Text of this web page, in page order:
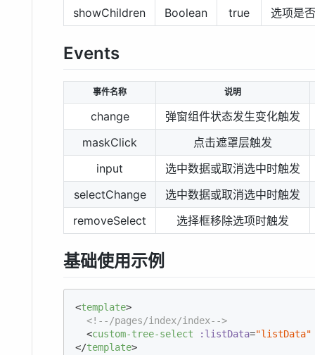
showChildren
Boolean true 选项是
Events
事件名称 说明
change
弹窗组件状态发生变化触发
maskClick
点击遮罩层触发
input
选中数据或取消选中时触发
selectChange
选中数据或取消选中时触发
removeSelect
选择框移除选项时触发
基础使用示例
<template>
<!--/pages/index/index-->
<custom-tree-select :listData="listData"
</template>